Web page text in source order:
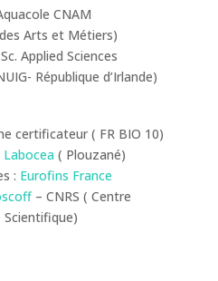
CNAM
Arts et Métiers)
Applied Sciences
République d’Irlande)
certificateur ( FR BIO 10)
Labocea( Plouzané)
: Eurofins France
– CNRS ( Centre
Scientifique)